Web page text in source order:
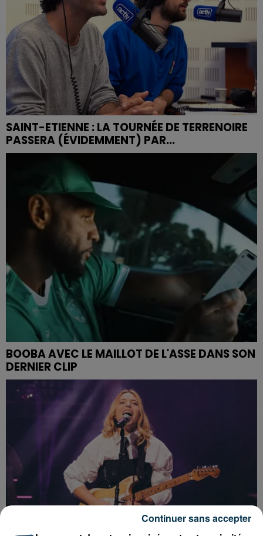
SAINT-ETIENNE : LA TOURNÉE DE TERRENOIRE
PASSERA (ÉVIDEMMENT) PAR...
BOOBA AVEC LE MAILLOT DE L'ASSE DANS SON
DERNIER CLIP
Continuer sans accepter